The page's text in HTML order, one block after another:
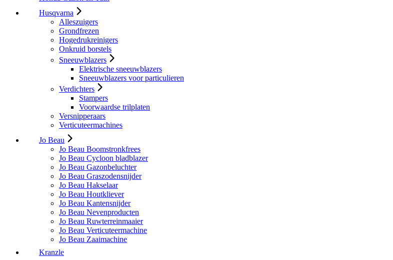
Husqvarna
Alleszuigers
Grondfrezen
Hogedrukreinigers
Onkruid borstels
Sneeuwblazers
Elektrische sneeuwblazers
Sneeuwblazers voor particulieren
Verdichters
Stampers
Voorwaardse trilplaten
Versnipperaars
Verticuteermachines
Jo Beau
Jo Beau Boomstronkfrees
Jo Beau Cycloon bladblazer
Jo Beau Gazonbeluchter
Jo Beau Graszodensnijder
Jo Beau Hakselaar
Jo Beau Houtkliever
Jo Beau Kantensnijder
Jo Beau Nevenproducten
Jo Beau Ruwterreinmaaier
Jo Beau Verticuteermachine
Jo Beau Zaaimachine
Kranzle